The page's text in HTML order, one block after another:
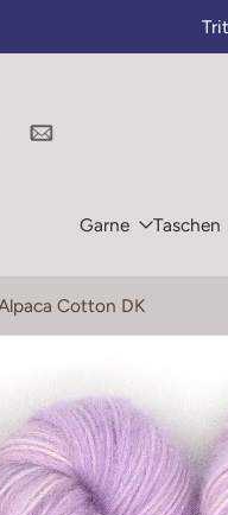
Garne Taschen
Cotton DK